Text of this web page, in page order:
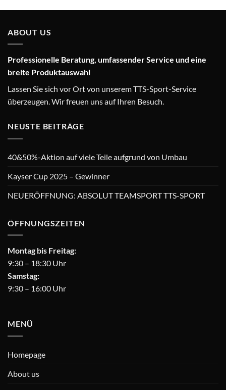
ABOUT US
Professionelle Beratung, umfassender Service und eine
breite Produktauswahl
Lassen Sie sich vor Ort von unserem TTS-Sport-Service
überzeugen. Wir freuen uns auf Ihren Besuch.
NEUSTE BEITRÄGE
40&50%-Aktion auf viele Teile aufgrund von Umbau
Kayser Cup 2025 – Gewinner
NEUERÖFFNUNG: ABSOLUT TEAMSPORT TTS-SPORT
ÖFFNUNGSZEITEN
Montag bis Freitag:
9:30 – 18:30 Uhr
Samstag:
9:30 – 16:00 Uhr
MENÜ
Homepage
About us